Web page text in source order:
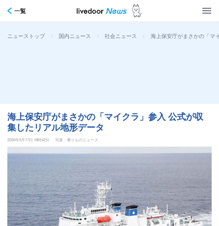
一覧
ニューストップ > 国内ニュース > 社会ニュース > 海上保安庁がまさかの「マ
海上保安庁がまさかの「マイクラ」参入 公式が収
集したリアル地形データ
2026年5月17日 18時42分 写真：乗りものニュース